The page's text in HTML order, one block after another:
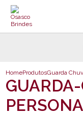
HomeProdutosGuarda